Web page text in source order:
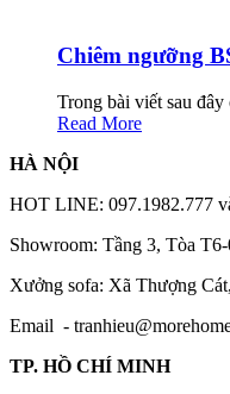
Chiêm ngưỡng
Trong bài viết sau
Read More
HÀ NỘI
HOT LINE: 097.1982.777
Showroom: Tầng 3, Tòa
Xưởng sofa: Xã Thượng
Email -
TP. HỒ CHÍ MINH